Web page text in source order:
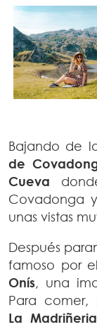
Bajando de
de
Cueva
Covadonga
unas vistas
Después
famoso por el
Onís, una
Para comer,
La Madriñeria